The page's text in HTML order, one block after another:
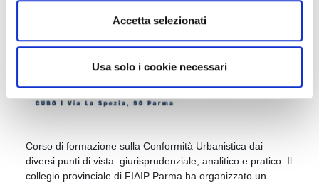
Accetta selezionati
Usa solo i cookie necessari
Corso di formazione sulla Conformità Urbanistica dai
diversi punti di vista: giurisprudenziale, analitico e pratico. Il
collegio provinciale di FIAIP Parma ha organizzato un